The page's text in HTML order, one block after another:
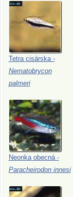
Tetra cisárska -
Nematobrycon
palmeri
Neonka obecná -
Paracheirodon innesi